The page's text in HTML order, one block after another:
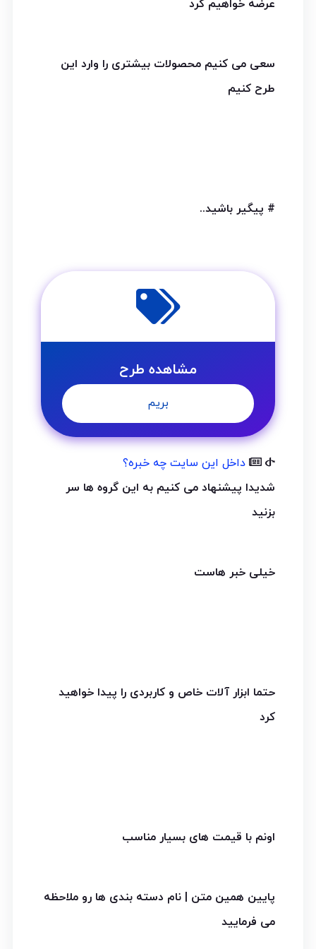
عرضه خواهیم کرد
سعی می کنیم محصولات بیشتری را وارد این
طرح کنیم
# پیگیر باشید..
مشاهده طرح
بریم
داخل این سایت چه خبره؟
شدیدا پیشنهاد می کنیم به این گروه ها سر
بزنید
خیلی خبر هاست
حتما ابزار آلات خاص و کاربردی را پیدا خواهید
کرد
اونم با قیمت های بسیار مناسب
پایین همین متن | نام دسته بندی ها رو ملاحظه
می فرمایید